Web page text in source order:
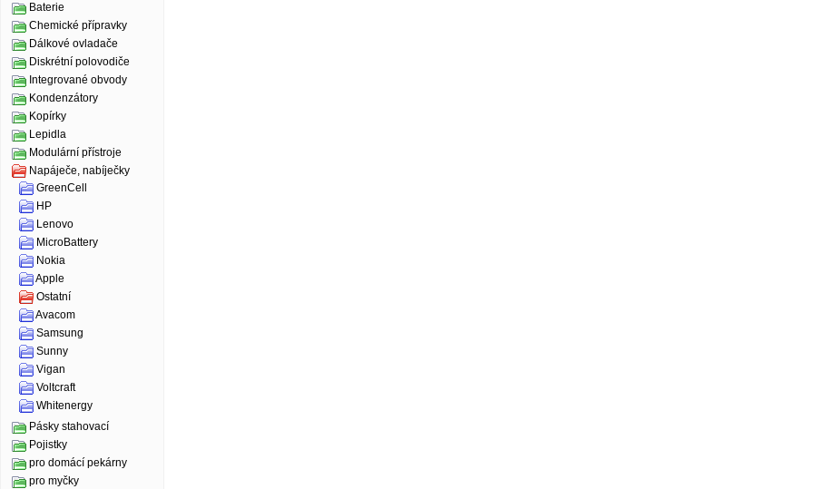
Baterie
Chemické přípravky
Dálkové ovladače
Diskrétní polovodiče
Integrované obvody
Kondenzátory
Kopírky
Lepidla
Modulární přístroje
Napáječe, nabíječky
GreenCell
HP
Lenovo
MicroBattery
Nokia
Apple
Ostatní
Avacom
Samsung
Sunny
Vigan
Voltcraft
Whitenergy
Pásky stahovací
Pojistky
pro domácí pekárny
pro myčky